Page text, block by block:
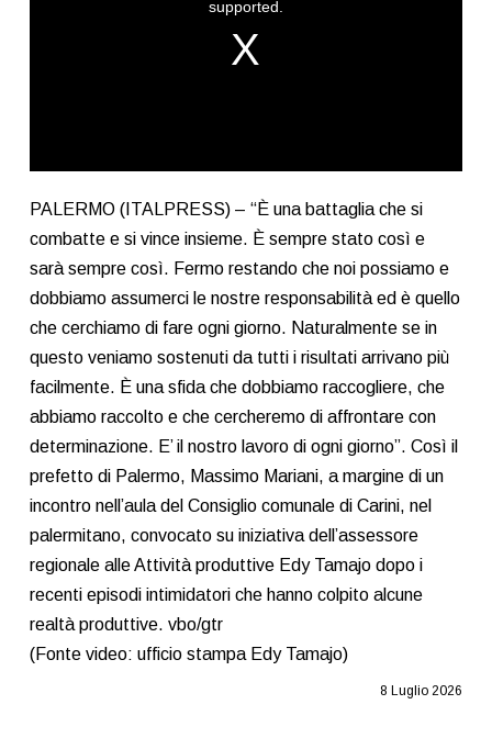
supported.
PALERMO (ITALPRESS) – “È una battaglia che si
combatte e si vince insieme. È sempre stato così e
sarà sempre così. Fermo restando che noi possiamo e
dobbiamo assumerci le nostre responsabilità ed è quello
che cerchiamo di fare ogni giorno. Naturalmente se in
questo veniamo sostenuti da tutti i risultati arrivano più
facilmente. È una sfida che dobbiamo raccogliere, che
abbiamo raccolto e che cercheremo di affrontare con
determinazione. E’ il nostro lavoro di ogni giorno”. Così il
prefetto di Palermo, Massimo Mariani, a margine di un
incontro nell’aula del Consiglio comunale di Carini, nel
palermitano, convocato su iniziativa dell’assessore
regionale alle Attività produttive Edy Tamajo dopo i
recenti episodi intimidatori che hanno colpito alcune
realtà produttive. vbo/gtr
(Fonte video: ufficio stampa Edy Tamajo)
8 Luglio 2026